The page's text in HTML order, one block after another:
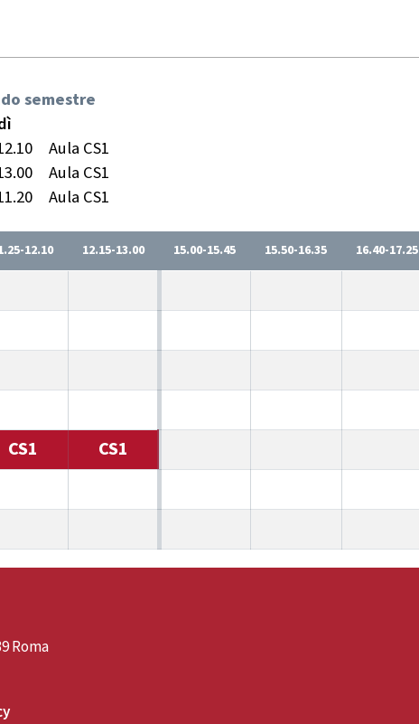
semestre
Aula CS1
Aula CS1
Aula CS1
12.10 12.15-13.00 15.00-15.45 15.50-16.35 16.40-17.25
CS1 CS1
Roma